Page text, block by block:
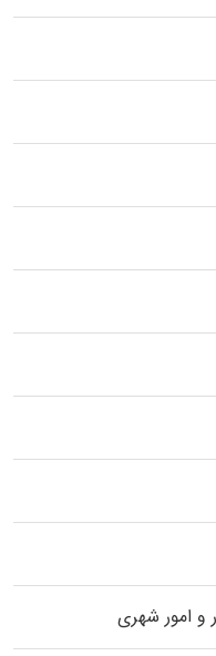
امور شهری